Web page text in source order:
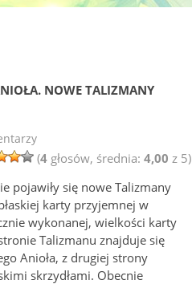
NOWE TALIZMANY
(4 głosów, średnia:4,00 z 5)
pojawiły się nowe Talizmany
karty przyjemnej w
wykonanej, wielkości karty
Talizmanu znajduje się
Anioła, z drugiej strony
skrzydłami. Obecnie